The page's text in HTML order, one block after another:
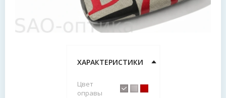
Цвет
оправы
ХАРАКТЕРИСТИКИ